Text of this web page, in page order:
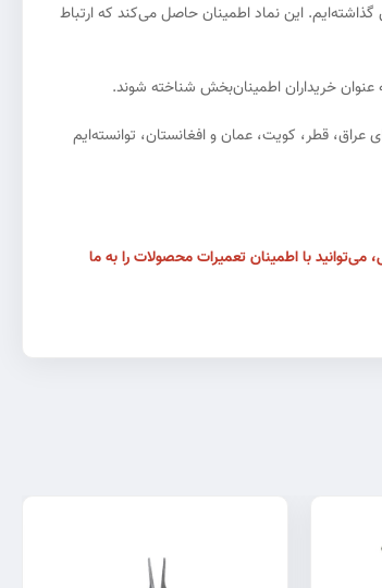
این نماد اطمینان حاصل می‌کند که ارتباط
خریداران اطمینان‌بخش شناخته شوند.
کشورهای عراق، قطر، کویت، عمان و افغانستان، توانسته‌ایم
با اطمینان تعمیرات محصولات را به ما